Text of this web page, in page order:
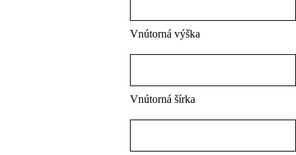
Vnútorná výška
Vnútorná šírka